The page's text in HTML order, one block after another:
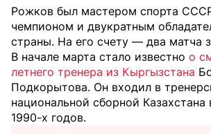
Рожков был мастером спорта
чемпионом и двукратным
страны. На его счету — два матча
В начале марта стало известно о
летнего тренера из Кыргызстана
Подкорытова. Он входил в
национальной сборной Казахстана
1990-х годов.